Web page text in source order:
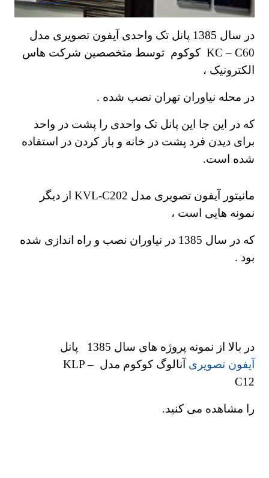
در سال 1385 پانل تک واحدی آیفون تصویری مدل
KC – C60 کوکوم توسط متخصصین شرکت هاس
الکترونیک ،
در محله نیاوران تهران نصب شده .
که در این جا این پانل تک واحدی را پشت در واحد
برای دیدن فرد پشت در خانه و باز کردن در استفاده
شده است.
مانیتور آیفون تصویری مدل KVL-C202 از دیگر
نمونه هایی است ،
که در سال 1385 در نیاوران نصب و راه اندازی شده
بود .
در بالا از نمونه پروژه های سال 1385
پانل
آیفون تصویری
آنالوگ کوکوم مدل KLP –
C12
را مشاهده می کنید.